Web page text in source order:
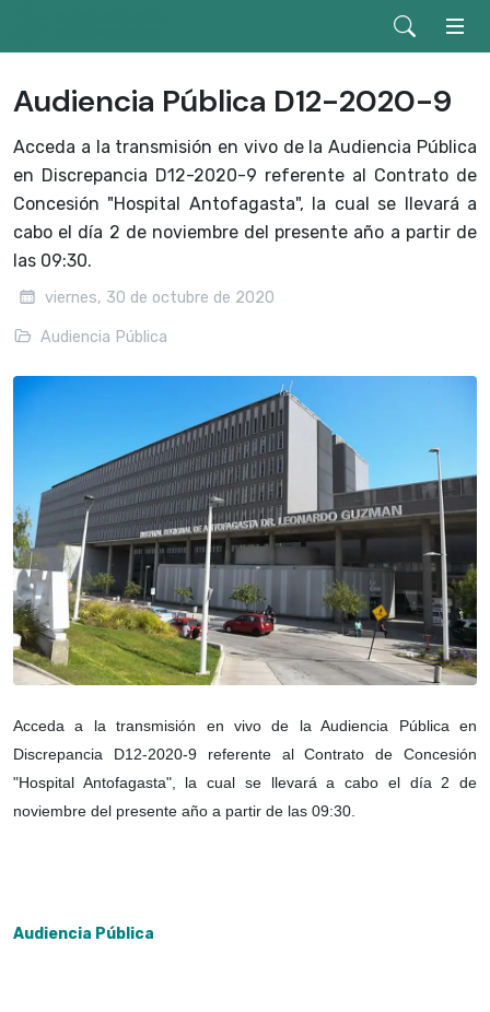
Audiencia Pública D12-2020-9
Acceda a la transmisión en vivo de la Audiencia Pública
en Discrepancia D12-2020-9 referente al Contrato de
Concesión "Hospital Antofagasta", la cual se llevará a
cabo el día 2 de noviembre del presente año a partir de
las 09:30.
viernes, 30 de octubre de 2020
Audiencia Pública
Acceda a la transmisión en vivo de la Audiencia Pública en
Discrepancia D12-2020-9 referente al Contrato de Concesión
"Hospital Antofagasta", la cual se llevará a cabo el día 2 de
noviembre del presente año a partir de las 09:30.
Audiencia Pública